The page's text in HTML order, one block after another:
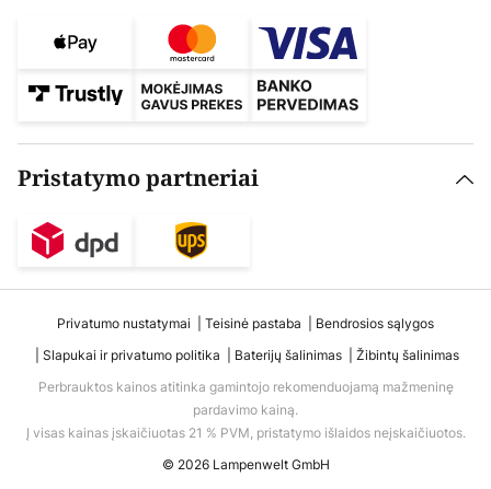
Pristatymo partneriai
Privatumo nustatymai Teisinė pastaba
Bendrosios sąlygos
Slapukai ir privatumo politika
Baterijų šalinimas
Žibintų šalinimas
Perbrauktos kainos atitinka gamintojo rekomenduojamą mažmeninę
pardavimo kainą.
Į visas kainas įskaičiuotas 21 % PVM, pristatymo išlaidos neįskaičiuotos.
© 2026 Lampenwelt GmbH